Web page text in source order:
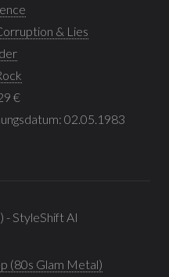
& Lies
€
02.05.1983
- StyleShift AI
(80s Glam Metal)